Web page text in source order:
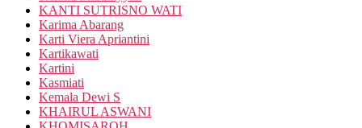
KANTI SUTRISNO WATI
Karima Abarang
Karti Viera Apriantini
Kartikawati
Kartini
Kasmiati
Kemala Dewi S
KHAIRUL ASWANI